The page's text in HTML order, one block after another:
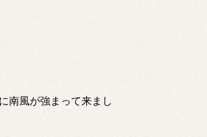
南風が強まって来まし